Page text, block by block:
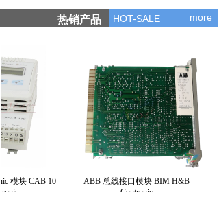
more
热销产品 HOT-SALE
模块 CAB 10
ABB 总线接口模块 BIM H&B
Contronic